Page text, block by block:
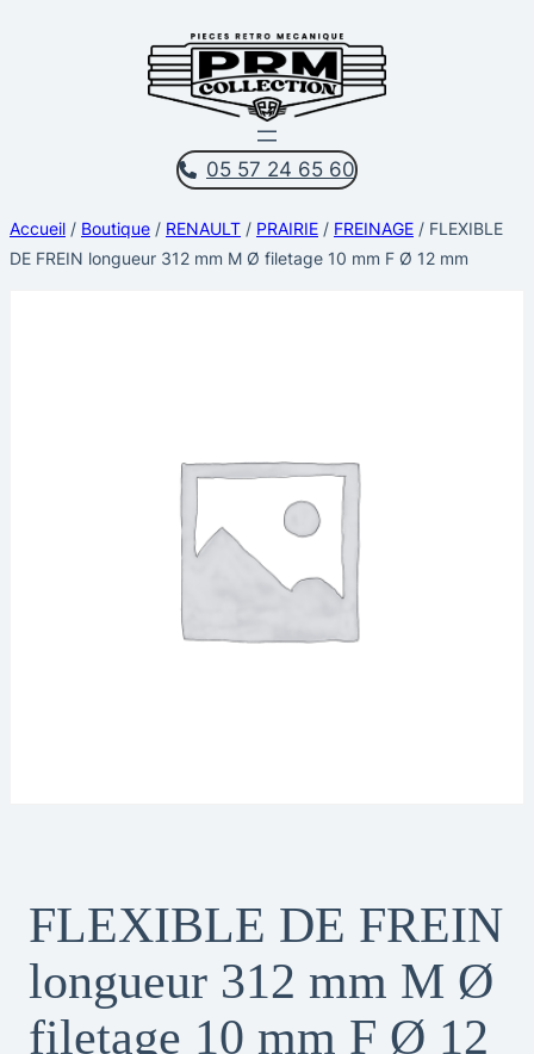
05 57 24 65 60
Accueil / Boutique / RENAULT / PRAIRIE / FREINAGE / FLEXIBLE
DE FREIN longueur 312 mm M Ø filetage 10 mm F Ø 12 mm
FLEXIBLE DE FREIN
longueur 312 mm M Ø
filetage 10 mm F Ø 12